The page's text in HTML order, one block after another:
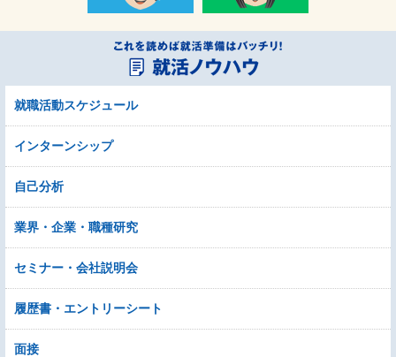
就職活動スケジュール
インターンシップ
自己分析
業界・企業・職種研究
セミナー・会社説明会
履歴書・エントリーシート
面接